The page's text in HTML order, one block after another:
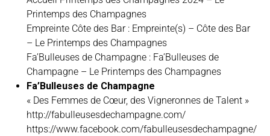
Printemps des Champagnes
Empreinte Côte des Bar : Empreinte(s) – Côte des Bar
– Le Printemps des Champagnes
Fa’Bulleuses de Champagne : Fa’Bulleuses de
Champagne – Le Printemps des Champagnes
Fa’Bulleuses de Champagne
« Des Femmes de Cœur, des Vigneronnes de Talent »
http://fabulleusesdechampagne.com/
https://www.facebook.com/fabulleusesdechampagne/